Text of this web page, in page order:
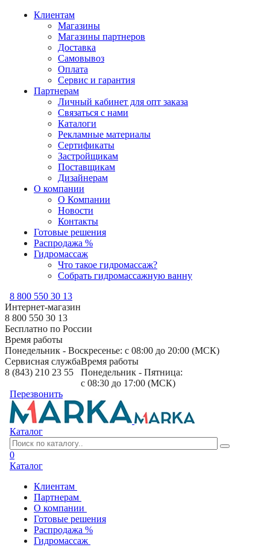
Клиентам
Магазины
Магазины партнеров
Доставка
Самовывоз
Оплата
Сервис и гарантия
Партнерам
Личный кабинет для опт заказа
Связаться с нами
Каталоги
Рекламные материалы
Сертификаты
Застройщикам
Поставщикам
Дизайнерам
О компании
О Компании
Новости
Контакты
Готовые решения
Распродажа %
Гидромассаж
Что такое гидромассаж?
Собрать гидромассажную ванну
8 800 550 30 13
Интернет-магазин
8 800 550 30 13
Бесплатно по России
Время работы
Понедельник - Воскресенье: с 08:00 до 20:00 (МСК)
Сервисная служба
8 (843) 210 23 55
Время работы
Понедельник - Пятница:
с 08:30 до 17:00 (МСК)
Перезвонить
Каталог
0
Каталог
Клиентам
Партнерам
О компании
Готовые решения
Распродажа %
Гидромассаж